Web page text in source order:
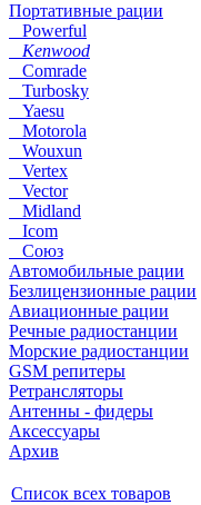
Портативные рации
Powerful
Kenwood
Comrade
Turbosky
Yaesu
Motorola
Wouxun
Vertex
Vector
Midland
Icom
Союз
Автомобильные рации
Безлицензионные рации
Авиационные рации
Речные радиостанции
Морские радиостанции
GSM репитеры
Ретрансляторы
Антенны - фидеры
Аксессуары
Архив
Список всех товаров